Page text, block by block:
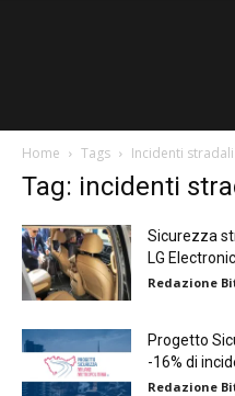
Home Tags Incidenti stradali
Tag: incidenti
Sicurezza
LG
Redazione
Progetto
-16% di
Redazione